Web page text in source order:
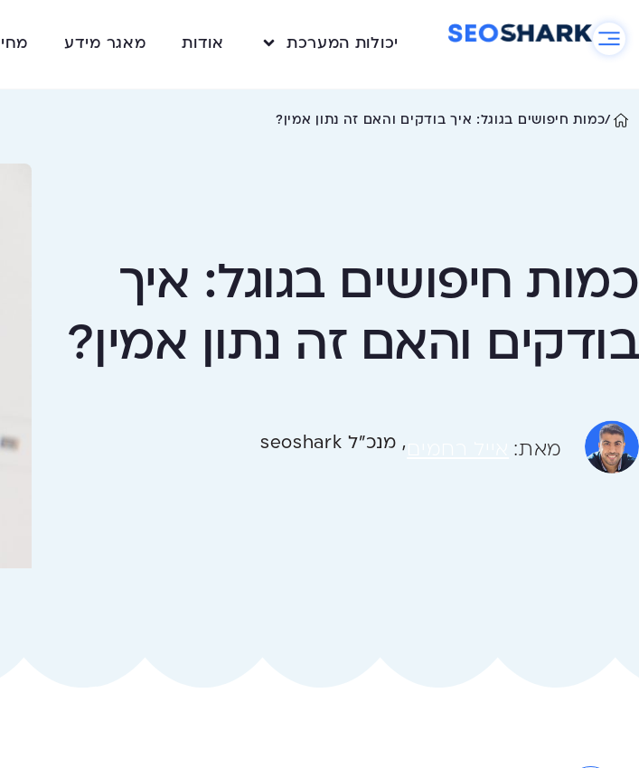
יכולות המערכת אודות מאגר מידע
/כמות חיפושים בגוגל: איך בודקים והאם זה נתון אמין?
כמות חיפושים בגוגל: איך
בודקים והאם זה נתון אמין?
מאת: , מנכ”ל seoshark